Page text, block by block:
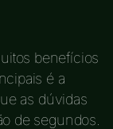
benefícios
é a
as dúvidas
de segundos.